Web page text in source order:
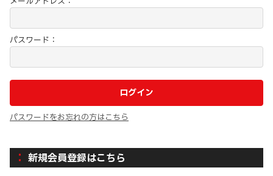
パスワード：
パスワードをお忘れの方はこちら
新規会員登録はこちら